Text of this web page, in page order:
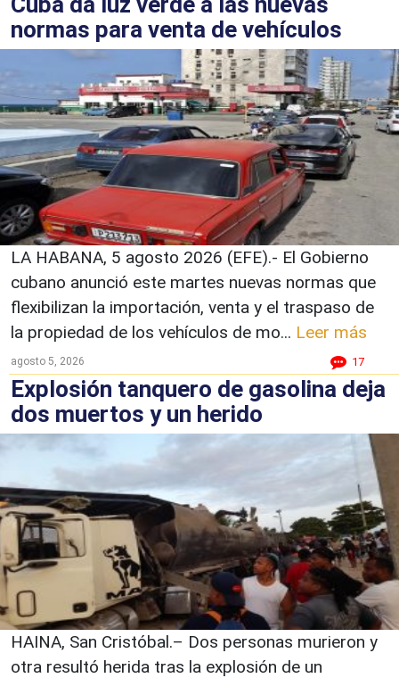
normas para venta de vehículos
LA HABANA, 5 agosto 2026 (EFE).- El Gobierno
cubano anunció este martes nuevas normas que
flexibilizan la importación, venta y el traspaso de
la propiedad de los vehículos de mo... Leer más
agosto 5, 2026 17
Explosión tanquero de gasolina deja
dos muertos y un herido
HAINA, San Cristóbal.– Dos personas murieron y
otra resultó herida tras la explosión de un